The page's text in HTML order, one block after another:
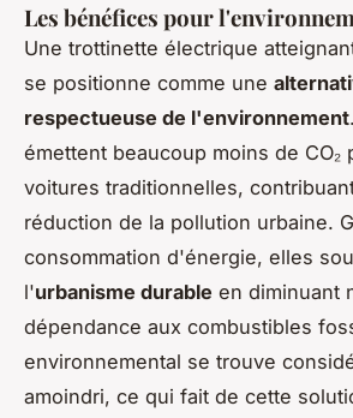
Les bénéfices pour
Une trottinette électrique
se positionne comme une
respectueuse de l'environnement
émettent beaucoup moins de CO₂
voitures traditionnelles,
réduction de la pollution urbaine.
consommation d'énergie, elles
l'urbanisme durable en diminuant
dépendance aux combustibles
environnemental se trouve
amoindri, ce qui fait de cette